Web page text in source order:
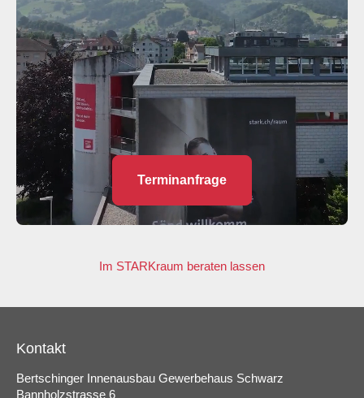
Terminanfrage
Im STARKraum beraten lassen
Kontakt
Bertschinger Innenausbau Gewerbehaus Schwarz
Bannholzstrasse 6